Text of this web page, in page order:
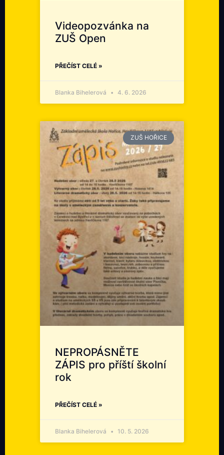
Videopozvánka na
ZUŠ Open
PŘEČÍST CELÉ »
Blanka Bihelerová 4. 6. 2026
ZUŠ HOŘICE
NEPROPÁSNĚTE
ZÁPIS pro příští školní
rok
PŘEČÍST CELÉ »
Blanka Bihelerová 10. 5. 2026